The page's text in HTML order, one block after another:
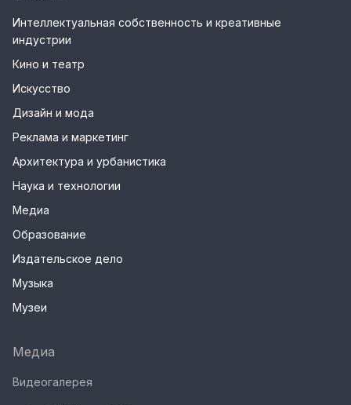
Интеллектуальная собственность и креативные
индустрии
Кино и театр
Искусство
Дизайн и мода
Реклама и маркетинг
Архитектура и урбанистика
Наука и технологии
Медиа
Образование
Издательское дело
Музыка
Музеи
Медиа
Видеогалерея